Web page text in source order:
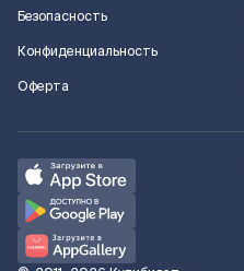
Безопасность
Конфиденциальность
Оферта